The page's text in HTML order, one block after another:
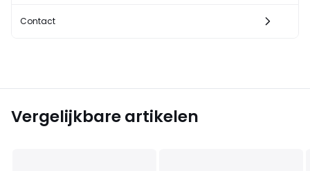
Contact
Vergelijkbare artikelen